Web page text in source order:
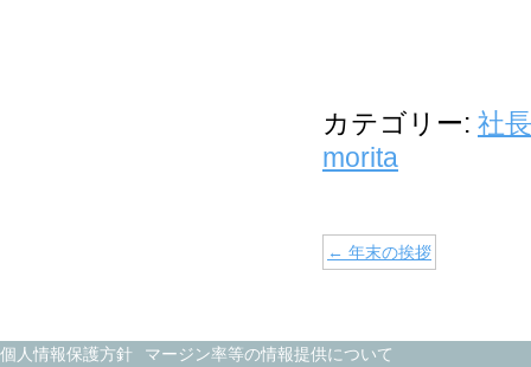
カテゴリー: 社
morita
← 年末の挨拶
個人情報保護方針
マージン率等の情報提供について